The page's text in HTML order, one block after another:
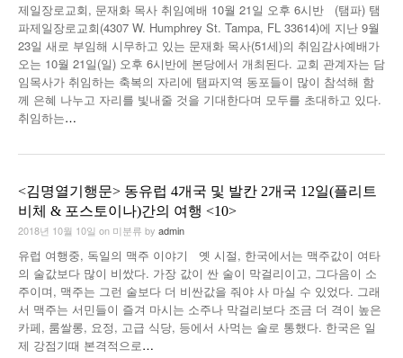
제일장로교회, 문재화 목사 취임예배 10월 21일 오후 6시반 (탬파) 탬
파제일장로교회(4307 W. Humphrey St. Tampa, FL 33614)에 지난 9월
23일 새로 부임해 시무하고 있는 문재화 목사(51세)의 취임감사예배가
오는 10월 21일(일) 오후 6시반에 본당에서 개최된다. 교회 관계자는 담
임목사가 취임하는 축복의 자리에 탬파지역 동포들이 많이 참석해 함
께 은혜 나누고 자리를 빛내줄 것을 기대한다며 모두를 초대하고 있다.
취임하는…
<김명열기행문> 동유럽 4개국 및 발칸 2개국 12일(플리트
비체 & 포스토이나)간의 여행 <10>
2018년 10월 10일 on 미분류 by admin
유럽 여행중, 독일의 맥주 이야기 옛 시절, 한국에서는 맥주값이 여타
의 술값보다 많이 비쌌다. 가장 값이 싼 술이 막걸리이고, 그다음이 소
주이며, 맥주는 그런 술보다 더 비싼값을 줘야 사 마실 수 있었다. 그래
서 맥주는 서민들이 즐겨 마시는 소주나 막걸리보다 조금 더 격이 높은
카페, 룸쌀롱, 요정, 고급 식당, 등에서 사먹는 술로 통했다. 한국은 일
제 강점기때 본격적으로…